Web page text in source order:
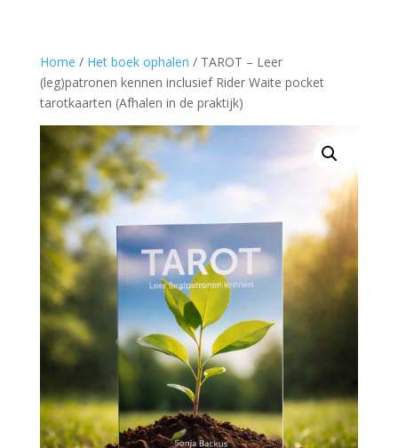
Home / Het boek ophalen / TAROT – Leer
(leg)patronen kennen inclusief Rider Waite pocket
tarotkaarten (Afhalen in de praktijk)